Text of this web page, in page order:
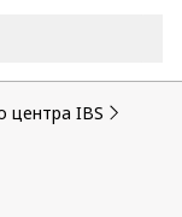
центра IBS